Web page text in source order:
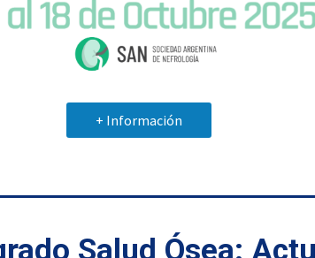
+ Información
Salud Ósea: